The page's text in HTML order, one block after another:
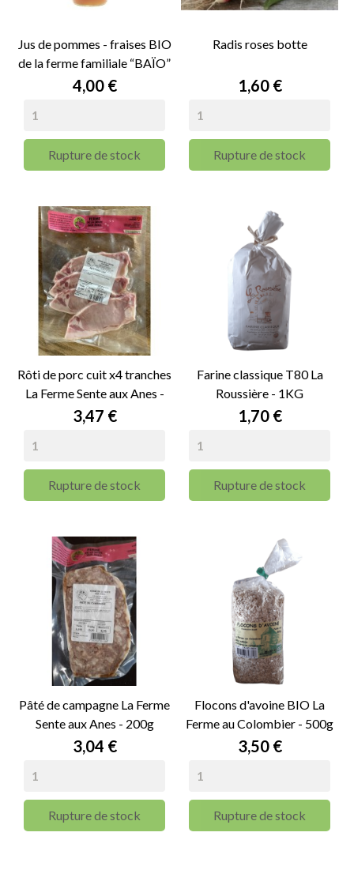
Jus de pommes - fraises BIO
de la ferme familiale “BAÏO”
(28) - 1L
Prix
4,00 €
Rupture de stock
Radis roses botte
Prix
1,60 €
Rupture de stock
Rôti de porc cuit x4 tranches
La Ferme Sente aux Anes -
160g
Prix
3,47 €
Rupture de stock
Farine classique T80 La
Roussière - 1KG
Prix
1,70 €
Rupture de stock
Pâté de campagne La Ferme
Sente aux Anes - 200g
Prix
3,04 €
Rupture de stock
Flocons d'avoine BIO La
Ferme au Colombier - 500g
Prix
3,50 €
Rupture de stock